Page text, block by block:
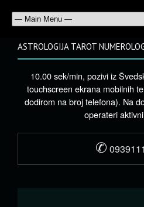
ASTROLOGIJA TAROT
10.00 sek/min, pozivi iz
touchscreen ekrana mobilnih
dodirom na broj telefona). Na
operateri
✆